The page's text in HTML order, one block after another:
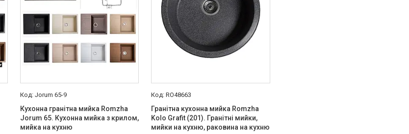
Jorum 65-9
Кухонна гранітна мийка Romzha
Jorum 65. Кухонна мийка з крилом,
мийка на кухню
RO48663
Гранітна кухонна мийка Romzha
Kolo Grafit (201). Гранітні мийки,
мийки на кухню, раковина на кухню